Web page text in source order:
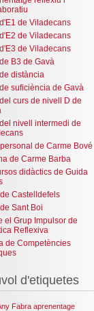
de Viladecans
de Viladecans
de Viladecans
B3 de Gavà
distància
suficiència de Gavà
curs de nivell D de
nivell intermedi de
de Carme Bové
de Carme Barba
didàctics de Guida
Castelldefels
Sant Boi
el Grup Impulsor de
Reflexiva
de Competències
d'etiquetes
Fabra aprenentage